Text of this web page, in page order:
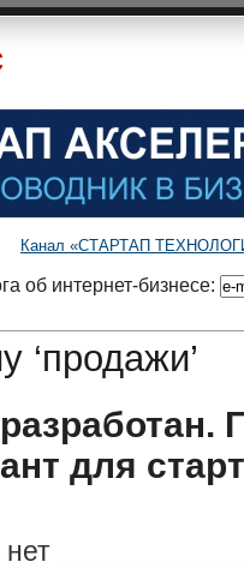
Канал «СТАРТАП
об интернет-бизнесе:
‘продажи’
для